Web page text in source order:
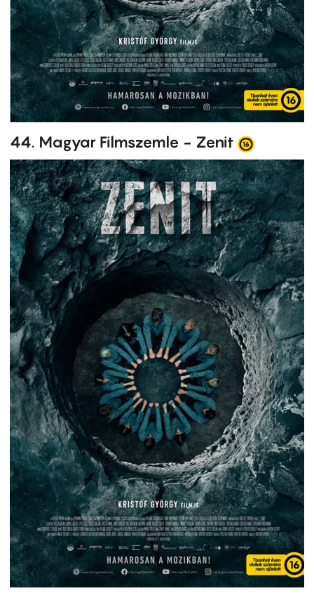
44. Magyar Filmszemle - Zenit